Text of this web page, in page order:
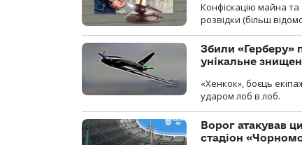
Конфіскацію майна та
розвідки (більш
Збили «Герберу»
унікальне
«Хенкок», боєць
ударом лоб в лоб.
Ворог атакував
стадіон